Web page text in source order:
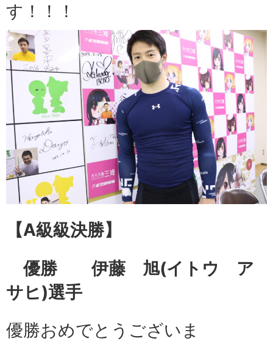
す！！！
【A級級決勝】
優勝 伊藤 旭(イトウ ア
サヒ)選手
優勝おめでとうございま